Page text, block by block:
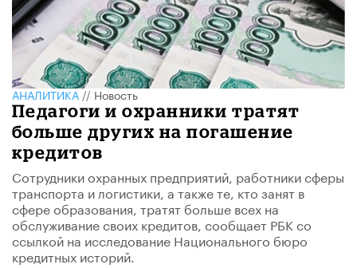
АНАЛИТИКА// Новость
Педагоги и охранники тратят
больше других на погашение
кредитов
Сотрудники охранных предприятий, работники сферы
транспорта и логистики, а также те, кто занят в
сфере образования, тратят больше всех на
обслуживание своих кредитов, сообщает РБК со
ссылкой на исследование Национального бюро
кредитных историй.